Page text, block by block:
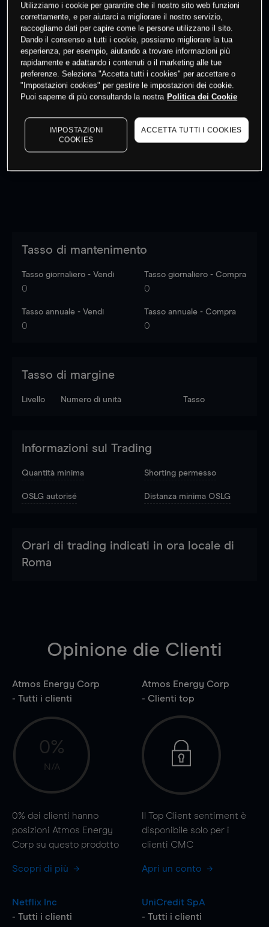
questo prodotto
Fai trading
I prezzi sono solo indicativi. Accediper vedere gli ultimi
dati di mercato
to see latest market data
Tasso di mantenimento
Tasso giornaliero - Vendi
0
Tasso giornaliero - Compra
0
Tasso annuale - Vendi
0
Tasso annuale - Compra
0
Tasso di margine
Livello Numero di unità Tasso
Informazioni sul Trading
Quantità minima Shorting permesso
OSLG autorisé Distanza minima OSLG
Orari di trading indicati in ora locale di
Roma
Opinione die Clienti
Atmos Energy Corp
- Tutti i clienti
0%
N/A
0% dei clienti hanno
posizioni Atmos Energy
Corp su questo prodotto
Scopri di più
Atmos Energy Corp
- Clienti top
Il Top Client sentiment è
disponibile solo per i
clienti CMC
Apri un conto
Netflix Inc
- Tutti i clienti
UniCredit SpA
- Tutti i clienti
Utilizziamo i cookie per garantire che il nostro sito web funzioni
correttamente, e per aiutarci a migliorare il nostro servizio,
raccogliamo dati per capire come le persone utilizzano il sito.
Dando il consenso a tutti i cookie, possiamo migliorare la tua
esperienza, per esempio, aiutando a trovare informazioni più
rapidamente e adattando i contenuti o il marketing alle tue
preferenze. Seleziona "Accetta tutti i cookies" per accettare o
"Impostazioni cookies" per gestire le impostazioni dei cookie.
Puoi saperne di più consultando la nostra Politica dei Cookie
IMPOSTAZIONI
COOKIES
ACCETTA TUTTI I COOKIES